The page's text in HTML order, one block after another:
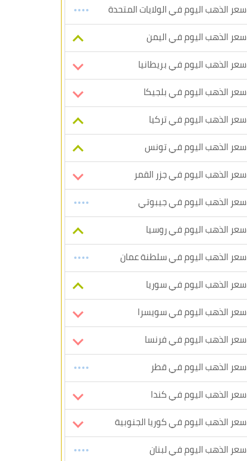
سعر الذهب اليوم في الولايات المتحدة
سعر الذهب اليوم في اليمن
سعر الذهب اليوم في بريطانيا
سعر الذهب اليوم في بلجيكا
سعر الذهب اليوم في تركيا
سعر الذهب اليوم في تونس
سعر الذهب اليوم في جزر القمر
سعر الذهب اليوم في جيبوتي
سعر الذهب اليوم في روسيا
سعر الذهب اليوم في سلطنة عمان
سعر الذهب اليوم في سوريا
سعر الذهب اليوم في سويسرا
سعر الذهب اليوم في فرنسا
سعر الذهب اليوم في قطر
سعر الذهب اليوم في كندا
سعر الذهب اليوم في كوريا الجنوبية
سعر الذهب اليوم في لبنان